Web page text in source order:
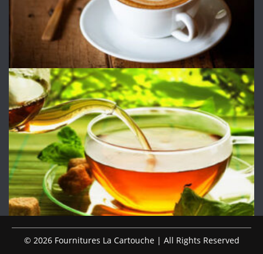
© 2026 Fournitures La Cartouche | All Rights Reserved